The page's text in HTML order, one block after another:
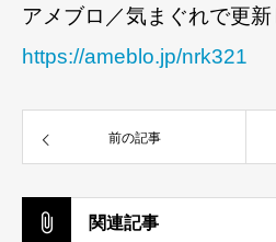
アメブロ／気まぐれで更
https://ameblo.jp/nrk321
前の記事
関連記事